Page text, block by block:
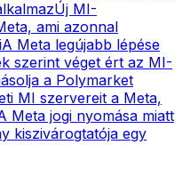
Új MI-
ami azonnal
A Meta legújabb lépése
szerint véget ért az MI-
a Polymarket
MI szervereit a Meta,
Meta jogi nyomása miatt
kiszivárogtatója egy